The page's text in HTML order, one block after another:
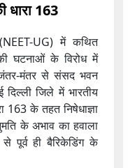
धारा 163
(NEET-UG) में कथित
घटनाओं के विरोध में
जंतर-मंतर से संसद भवन
जिले में भारतीय
163 के तहत निषेधाज्ञा
के अभाव का हवाला
से पूर्व ही बैरिकेडिंग के